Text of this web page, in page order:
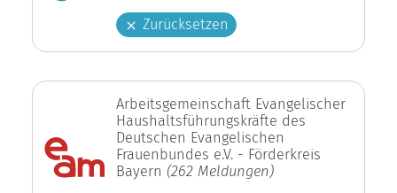
Zurücksetzen
Arbeitsgemeinschaft Evangelischer
Haushaltsführungskräfte des
Deutschen Evangelischen
Frauenbundes e.V. - Förderkreis
Bayern (262 Meldungen)